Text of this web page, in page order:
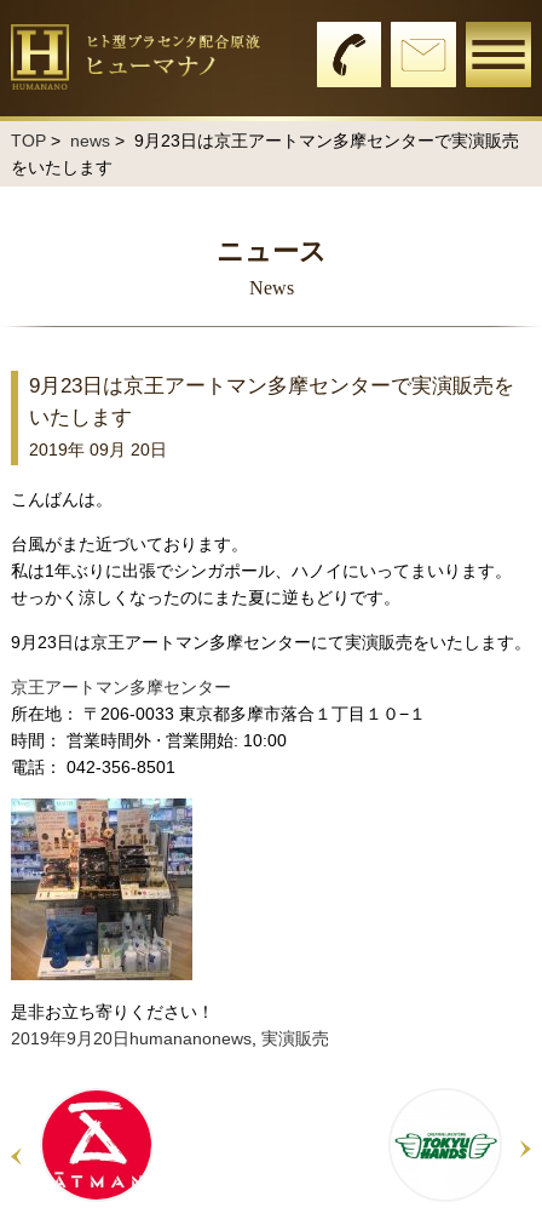
TOP> news> 9月23日は京王アートマン多摩センターで実演販売
をいたします
ニュース
News
9月23日は京王アートマン多摩センターで実演販売を
いたします
2019年 09月 20日
こんばんは。
台風がまた近づいております。
私は1年ぶりに出張でシンガポール、ハノイにいってまいります。
せっかく涼しくなったのにまた夏に逆もどりです。
9月23日は京王アートマン多摩センターにて実演販売をいたします。
京王アートマン多摩センター
所在地： 〒206-0033 東京都多摩市落合１丁目１０−１
時間： 営業時間外 ⋅ 営業開始: 10:00
電話： 042-356-8501
是非お立ち寄りください！
投
2019年9月20日作
humananoカ
news, 実演販売